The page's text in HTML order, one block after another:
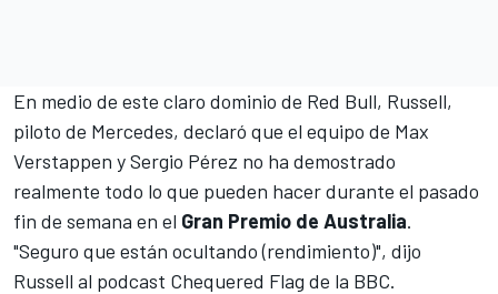
En medio de este claro dominio de Red Bull, Russell,
piloto de Mercedes, declaró que el equipo de Max
Verstappen ySergio Pérez no ha demostrado
realmente todo lo que pueden hacer durante el pasado
fin de semana en el Gran Premio de Australia.
"Seguro que están ocultando (rendimiento)", dijo
Russell al podcast Chequered Flag de la BBC.